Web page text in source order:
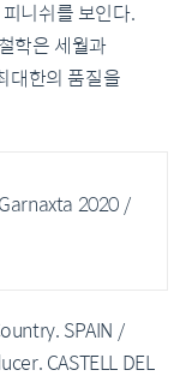
니쉬를 보인다.
학은 세월과
대한의 품질을
2020 /
SPAIN /
CASTELL DEL